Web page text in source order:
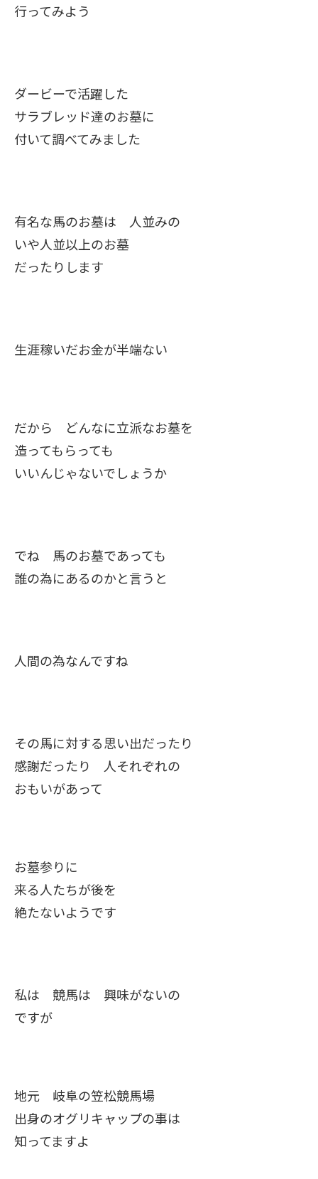
行ってみよう
ダービーで活躍した
サラブレッド達のお墓に
付いて調べてみました
有名な馬のお墓は 人並みの
いや人並以上のお墓
だったりします
生涯稼いだお金が半端ない
だから どんなに立派なお墓を
造ってもらっても
いいんじゃないでしょうか
でね 馬のお墓であっても
誰の為にあるのかと言うと
人間の為なんですね
その馬に対する思い出だったり
感謝だったり 人それぞれの
おもいがあって
お墓参りに
来る人たちが後を
絶たないようです
私は 競馬は 興味がないの
ですが
地元 岐阜の笠松競馬場
出身のオグリキャップの事は
知ってますよ